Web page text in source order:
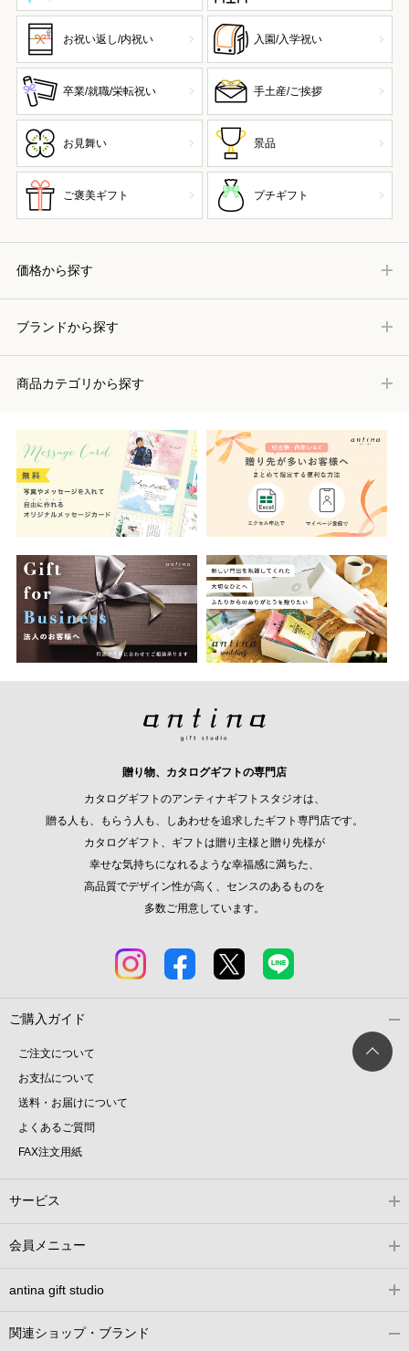
お祝い返し/内祝い 入園/入学祝い
卒業/就職/栄転祝い 手土産/ご挨拶
お見舞い 景品
ご褒美ギフト プチギフト
価格から探す
ブランドから探す
商品カテゴリから探す
贈り物、カタログギフトの専門店
カタログギフトのアンティナギフトスタジオは、
贈る人も、もらう人も、しあわせを追求したギフト専門店です。
カタログギフト、ギフトは贈り主様と贈り先様が
幸せな気持ちになれるような幸福感に満ちた、
高品質でデザイン性が高く、センスのあるものを
多数ご用意しています。
ご購入ガイド
ご注文について
お支払について
送料・お届けについて
よくあるご質問
FAX注文用紙
サービス
会員メニュー
antina gift studio
関連ショップ・ブランド